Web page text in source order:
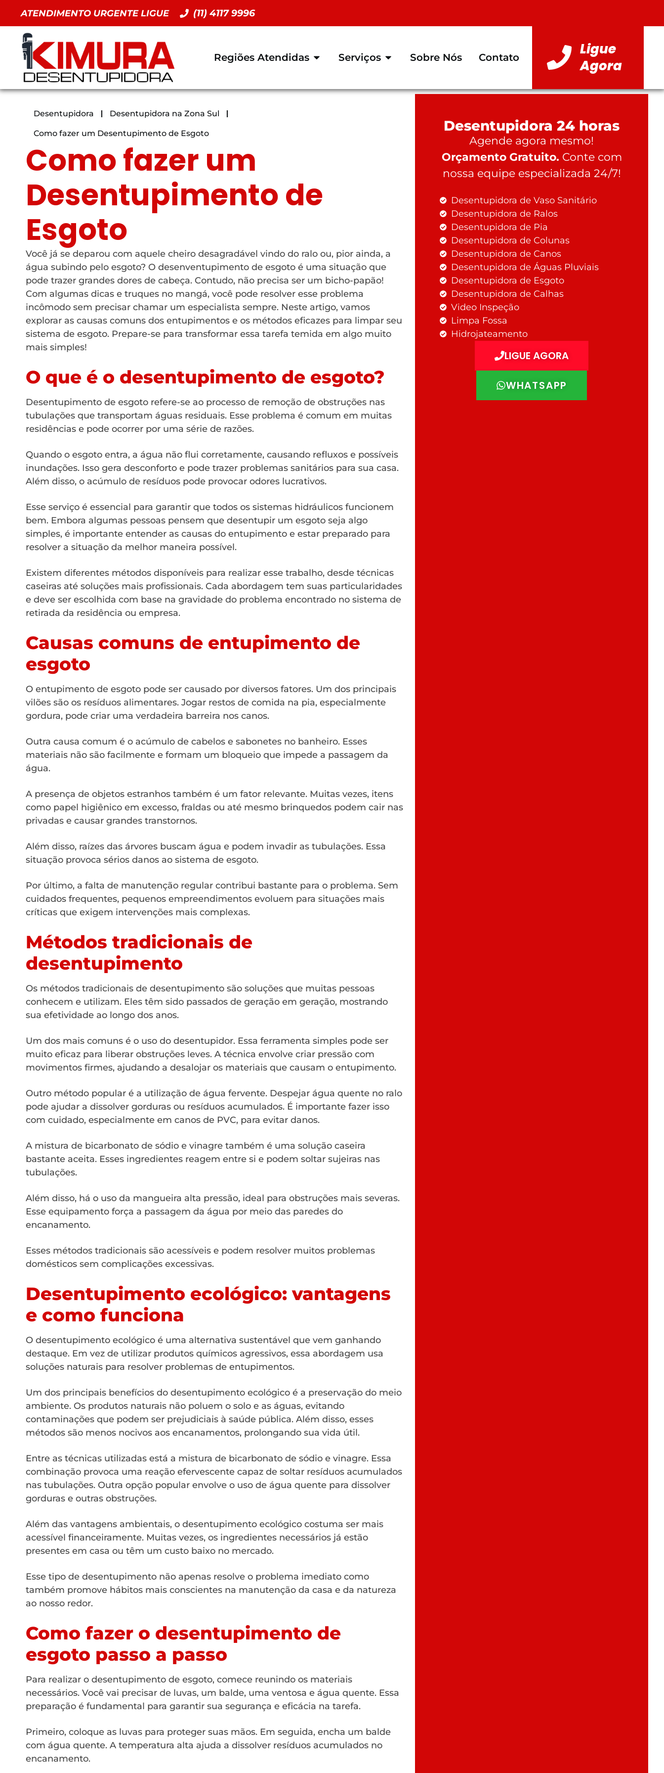
ATENDIMENTO URGENTE LIGUE (11) 4117 9996
Regiões Atendidas Serviços Sobre Nós Contato
Ligue
Agora
Desentupidora Desentupidora na Zona Sul
Como fazer um Desentupimento de Esgoto
Como fazer um
Desentupimento de
Esgoto
Você já se deparou com aquele cheiro desagradável vindo do ralo ou, pior ainda, a
água subindo pelo esgoto? O desenventupimento de esgoto é uma situação que
pode trazer grandes dores de cabeça. Contudo, não precisa ser um bicho-papão!
Com algumas dicas e truques no mangá, você pode resolver esse problema
incômodo sem precisar chamar um especialista sempre. Neste artigo, vamos
explorar as causas comuns dos entupimentos e os métodos eficazes para limpar seu
sistema de esgoto. Prepare-se para transformar essa tarefa temida em algo muito
mais simples!
O que é o desentupimento de esgoto?
Desentupimento de esgoto refere-se ao processo de remoção de obstruções nas
tubulações que transportam águas residuais. Esse problema é comum em muitas
residências e pode ocorrer por uma série de razões.
Quando o esgoto entra, a água não flui corretamente, causando refluxos e possíveis
inundações. Isso gera desconforto e pode trazer problemas sanitários para sua casa.
Além disso, o acúmulo de resíduos pode provocar odores lucrativos.
Esse serviço é essencial para garantir que todos os sistemas hidráulicos funcionem
bem. Embora algumas pessoas pensem que desentupir um esgoto seja algo
simples, é importante entender as causas do entupimento e estar preparado para
resolver a situação da melhor maneira possível.
Existem diferentes métodos disponíveis para realizar esse trabalho, desde técnicas
caseiras até soluções mais profissionais. Cada abordagem tem suas particularidades
e deve ser escolhida com base na gravidade do problema encontrado no sistema de
retirada da residência ou empresa.
Causas comuns de entupimento de
esgoto
O entupimento de esgoto pode ser causado por diversos fatores. Um dos principais
vilões são os resíduos alimentares. Jogar restos de comida na pia, especialmente
gordura, pode criar uma verdadeira barreira nos canos.
Outra causa comum é o acúmulo de cabelos e sabonetes no banheiro. Esses
materiais não são facilmente e formam um bloqueio que impede a passagem da
água.
A presença de objetos estranhos também é um fator relevante. Muitas vezes, itens
como papel higiênico em excesso, fraldas ou até mesmo brinquedos podem cair nas
privadas e causar grandes transtornos.
Além disso, raízes das árvores buscam água e podem invadir as tubulações. Essa
situação provoca sérios danos ao sistema de esgoto.
Por último, a falta de manutenção regular contribui bastante para o problema. Sem
cuidados frequentes, pequenos empreendimentos evoluem para situações mais
críticas que exigem intervenções mais complexas.
Métodos tradicionais de
desentupimento
Os métodos tradicionais de desentupimento são soluções que muitas pessoas
conhecem e utilizam. Eles têm sido passados de geração em geração, mostrando
sua efetividade ao longo dos anos.
Um dos mais comuns é o uso do desentupidor. Essa ferramenta simples pode ser
muito eficaz para liberar obstruções leves. A técnica envolve criar pressão com
movimentos firmes, ajudando a desalojar os materiais que causam o entupimento.
Outro método popular é a utilização de água fervente. Despejar água quente no ralo
pode ajudar a dissolver gorduras ou resíduos acumulados. É importante fazer isso
com cuidado, especialmente em canos de PVC, para evitar danos.
A mistura de bicarbonato de sódio e vinagre também é uma solução caseira
bastante aceita. Esses ingredientes reagem entre si e podem soltar sujeiras nas
tubulações.
Além disso, há o uso da mangueira alta pressão, ideal para obstruções mais severas.
Esse equipamento força a passagem da água por meio das paredes do
encanamento.
Esses métodos tradicionais são acessíveis e podem resolver muitos problemas
domésticos sem complicações excessivas.
Desentupimento ecológico: vantagens
e como funciona
O desentupimento ecológico é uma alternativa sustentável que vem ganhando
destaque. Em vez de utilizar produtos químicos agressivos, essa abordagem usa
soluções naturais para resolver problemas de entupimentos.
Um dos principais benefícios do desentupimento ecológico é a preservação do meio
ambiente. Os produtos naturais não poluem o solo e as águas, evitando
contaminações que podem ser prejudiciais à saúde pública. Além disso, esses
métodos são menos nocivos aos encanamentos, prolongando sua vida útil.
Entre as técnicas utilizadas está a mistura de bicarbonato de sódio e vinagre. Essa
combinação provoca uma reação efervescente capaz de soltar resíduos acumulados
nas tubulações. Outra opção popular envolve o uso de água quente para dissolver
gorduras e outras obstruções.
Além das vantagens ambientais, o desentupimento ecológico costuma ser mais
acessível financeiramente. Muitas vezes, os ingredientes necessários já estão
presentes em casa ou têm um custo baixo no mercado.
Esse tipo de desentupimento não apenas resolve o problema imediato como
também promove hábitos mais conscientes na manutenção da casa e da natureza
ao nosso redor.
Como fazer o desentupimento de
esgoto passo a passo
Para realizar o desentupimento de esgoto, comece reunindo os materiais
necessários. Você vai precisar de luvas, um balde, uma ventosa e água quente. Essa
preparação é fundamental para garantir sua segurança e eficácia na tarefa.
Primeiro, coloque as luvas para proteger suas mãos. Em seguida, encha um balde
com água quente. A temperatura alta ajuda a dissolver resíduos acumulados no
encanamento.
Desentupidora 24 horas
Agende agora mesmo!
Orçamento Gratuito. Conte com
nossa equipe especializada 24/7!
Desentupidora de Vaso Sanitário
Desentupidora de Ralos
Desentupidora de Pia
Desentupidora de Colunas
Desentupidora de Canos
Desentupidora de Águas Pluviais
Desentupidora de Esgoto
Desentupidora de Calhas
Video Inspeção
Limpa Fossa
Hidrojateamento
LIGUE AGORA
WHATSAPP